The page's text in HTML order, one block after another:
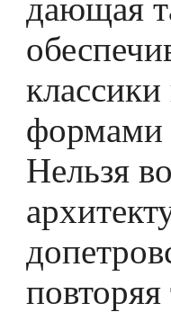
дающая
формами
Нельзя